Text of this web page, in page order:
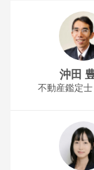
沖田
不動産鑑定